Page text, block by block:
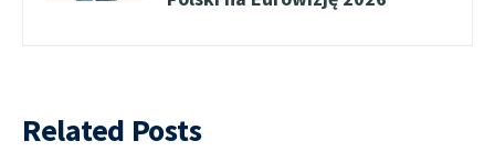
Related Posts